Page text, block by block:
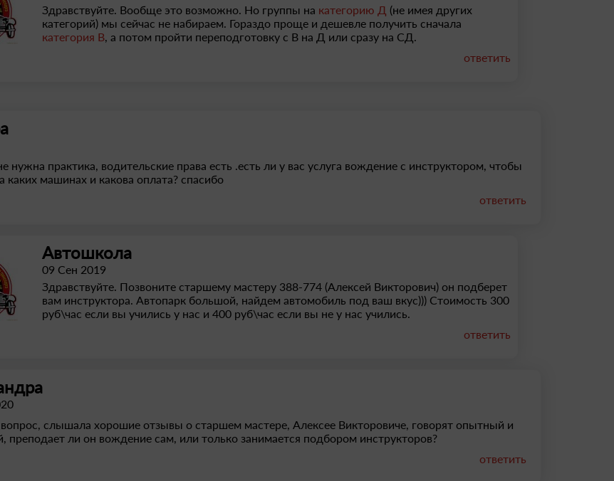
Здравствуйте. Вообще это возможно. Но группы на категорию Д (не имея других
категорий) мы сейчас не набираем. Гораздо проще и дешевле получить сначала
категория В, а потом пройти переподготовку с В на Д или сразу на СД.
ответить
нужна практика, водительские права есть .есть ли у вас услуга вождение с инструктором, чтобы
каких машинах и какова оплата? спасибо
ответить
Автошкола
09 Сен 2019
Здравствуйте. Позвоните старшему мастеру 388-774 (Алексей Викторович) он подберет
вам инструктора. Автопарк большой, найдем автомобиль под ваш вкус))) Стоимость 300
руб\час если вы учились у нас и 400 руб\час если вы не у нас учились.
ответить
слышала хорошие отзывы о старшем мастере, Алексее Викторовиче, говорят опытный и
преподает ли он вождение сам, или только занимается подбором инструкторов?
ответить